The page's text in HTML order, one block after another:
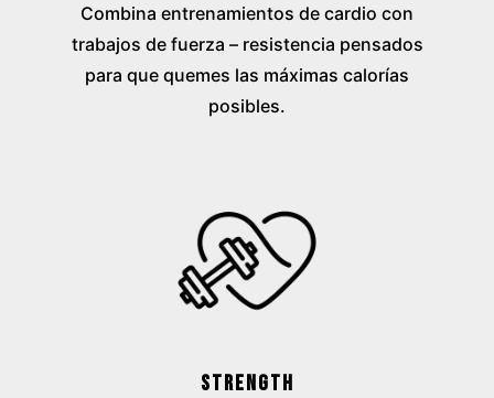
Combina entrenamientos de cardio con
trabajos de fuerza – resistencia pensados
para que quemes las máximas calorías
posibles.
STRENGTH